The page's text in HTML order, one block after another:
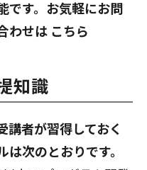
です。お気軽にお問
わせは こちら
知識
講者が習得しておく
次のとおりです。